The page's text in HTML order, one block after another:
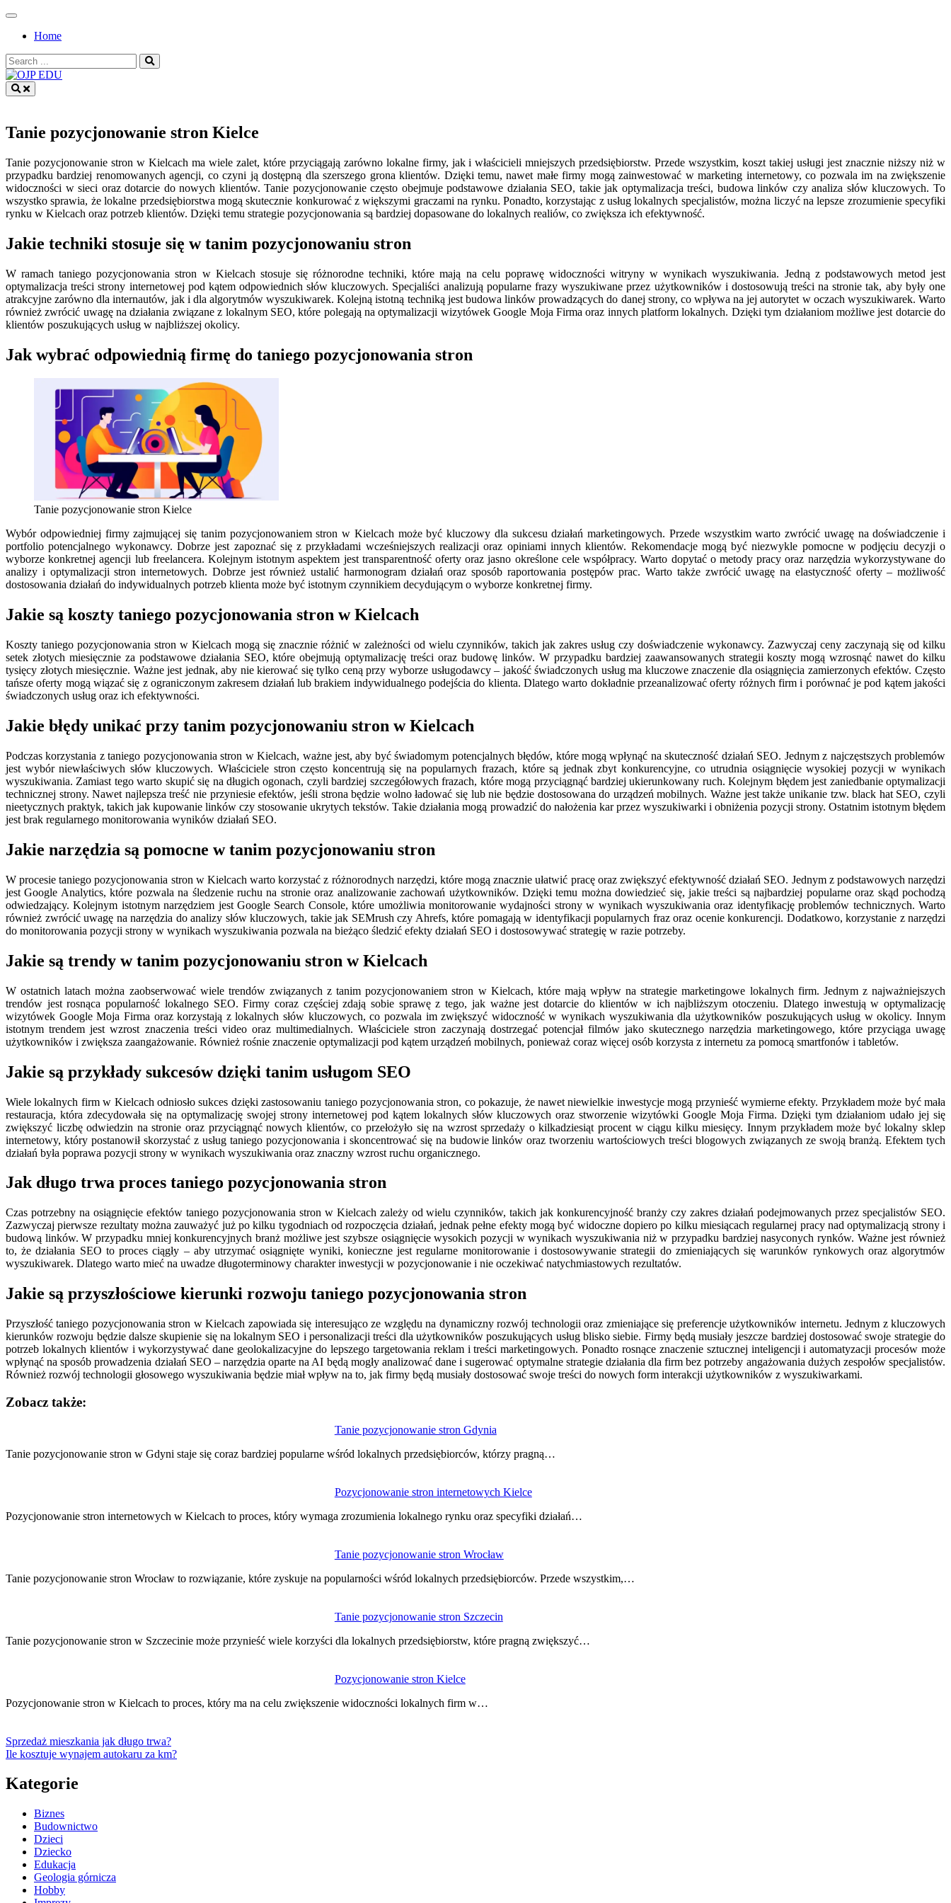
Skip
contentHome
Search
for:
Tanie pozycjonowanie stron Kielce
Tanie pozycjonowanie stron w Kielcach ma wiele zalet, które przyciągają zarówno lokalne firmy, jak i właścicieli mniejszych przedsiębiorstw. Przede wszystkim, koszt takiej usługi jest znacznie niższy niż w
przypadku bardziej renomowanych agencji, co czyni ją dostępną dla szerszego grona klientów. Dzięki temu, nawet małe firmy mogą zainwestować w marketing internetowy, co pozwala im na zwiększenie
widoczności w sieci oraz dotarcie do nowych klientów. Tanie pozycjonowanie często obejmuje podstawowe działania SEO, takie jak optymalizacja treści, budowa linków czy analiza słów kluczowych. To
wszystko sprawia, że lokalne przedsiębiorstwa mogą skutecznie konkurować z większymi graczami na rynku. Ponadto, korzystając z usług lokalnych specjalistów, można liczyć na lepsze zrozumienie specyfiki
rynku w Kielcach oraz potrzeb klientów. Dzięki temu strategie pozycjonowania są bardziej dopasowane do lokalnych realiów, co zwiększa ich efektywność.
Jakie techniki stosuje się w tanim pozycjonowaniu stron
W ramach taniego pozycjonowania stron w Kielcach stosuje się różnorodne techniki, które mają na celu poprawę widoczności witryny w wynikach wyszukiwania. Jedną z podstawowych metod jest
optymalizacja treści strony internetowej pod kątem odpowiednich słów kluczowych. Specjaliści analizują popularne frazy wyszukiwane przez użytkowników i dostosowują treści na stronie tak, aby były one
atrakcyjne zarówno dla internautów, jak i dla algorytmów wyszukiwarek. Kolejną istotną techniką jest budowa linków prowadzących do danej strony, co wpływa na jej autorytet w oczach wyszukiwarek. Warto
również zwrócić uwagę na działania związane z lokalnym SEO, które polegają na optymalizacji wizytówek Google Moja Firma oraz innych platform lokalnych. Dzięki tym działaniom możliwe jest dotarcie do
klientów poszukujących usług w najbliższej okolicy.
Jak wybrać odpowiednią firmę do taniego pozycjonowania stron
Tanie pozycjonowanie stron Kielce
Wybór odpowiedniej firmy zajmującej się tanim pozycjonowaniem stron w Kielcach może być kluczowy dla sukcesu działań marketingowych. Przede wszystkim warto zwrócić uwagę na doświadczenie i
portfolio potencjalnego wykonawcy. Dobrze jest zapoznać się z przykładami wcześniejszych realizacji oraz opiniami innych klientów. Rekomendacje mogą być niezwykle pomocne w podjęciu decyzji o
wyborze konkretnej agencji lub freelancera. Kolejnym istotnym aspektem jest transparentność oferty oraz jasno określone cele współpracy. Warto dopytać o metody pracy oraz narzędzia wykorzystywane do
analizy i optymalizacji stron internetowych. Dobrze jest również ustalić harmonogram działań oraz sposób raportowania postępów prac. Warto także zwrócić uwagę na elastyczność oferty – możliwość
dostosowania działań do indywidualnych potrzeb klienta może być istotnym czynnikiem decydującym o wyborze konkretnej firmy.
Jakie są koszty taniego pozycjonowania stron w Kielcach
Koszty taniego pozycjonowania stron w Kielcach mogą się znacznie różnić w zależności od wielu czynników, takich jak zakres usług czy doświadczenie wykonawcy. Zazwyczaj ceny zaczynają się od kilku
setek złotych miesięcznie za podstawowe działania SEO, które obejmują optymalizację treści oraz budowę linków. W przypadku bardziej zaawansowanych strategii koszty mogą wzrosnąć nawet do kilku
tysięcy złotych miesięcznie. Ważne jest jednak, aby nie kierować się tylko ceną przy wyborze usługodawcy – jakość świadczonych usług ma kluczowe znaczenie dla osiągnięcia zamierzonych efektów. Często
tańsze oferty mogą wiązać się z ograniczonym zakresem działań lub brakiem indywidualnego podejścia do klienta. Dlatego warto dokładnie przeanalizować oferty różnych firm i porównać je pod kątem jakości
świadczonych usług oraz ich efektywności.
Jakie błędy unikać przy tanim pozycjonowaniu stron w Kielcach
Podczas korzystania z taniego pozycjonowania stron w Kielcach, ważne jest, aby być świadomym potencjalnych błędów, które mogą wpłynąć na skuteczność działań SEO. Jednym z najczęstszych problemów
jest wybór niewłaściwych słów kluczowych. Właściciele stron często koncentrują się na popularnych frazach, które są jednak zbyt konkurencyjne, co utrudnia osiągnięcie wysokiej pozycji w wynikach
wyszukiwania. Zamiast tego warto skupić się na długich ogonach, czyli bardziej szczegółowych frazach, które mogą przyciągnąć bardziej ukierunkowany ruch. Kolejnym błędem jest zaniedbanie optymalizacji
technicznej strony. Nawet najlepsza treść nie przyniesie efektów, jeśli strona będzie wolno ładować się lub nie będzie dostosowana do urządzeń mobilnych. Ważne jest także unikanie tzw. black hat SEO, czyli
nieetycznych praktyk, takich jak kupowanie linków czy stosowanie ukrytych tekstów. Takie działania mogą prowadzić do nałożenia kar przez wyszukiwarki i obniżenia pozycji strony. Ostatnim istotnym błędem
jest brak regularnego monitorowania wyników działań SEO.
Jakie narzędzia są pomocne w tanim pozycjonowaniu stron
W procesie taniego pozycjonowania stron w Kielcach warto korzystać z różnorodnych narzędzi, które mogą znacznie ułatwić pracę oraz zwiększyć efektywność działań SEO. Jednym z podstawowych narzędzi
jest Google Analytics, które pozwala na śledzenie ruchu na stronie oraz analizowanie zachowań użytkowników. Dzięki temu można dowiedzieć się, jakie treści są najbardziej popularne oraz skąd pochodzą
odwiedzający. Kolejnym istotnym narzędziem jest Google Search Console, które umożliwia monitorowanie wydajności strony w wynikach wyszukiwania oraz identyfikację problemów technicznych. Warto
również zwrócić uwagę na narzędzia do analizy słów kluczowych, takie jak SEMrush czy Ahrefs, które pomagają w identyfikacji popularnych fraz oraz ocenie konkurencji. Dodatkowo, korzystanie z narzędzi
do monitorowania pozycji strony w wynikach wyszukiwania pozwala na bieżąco śledzić efekty działań SEO i dostosowywać strategię w razie potrzeby.
Jakie są trendy w tanim pozycjonowaniu stron w Kielcach
W ostatnich latach można zaobserwować wiele trendów związanych z tanim pozycjonowaniem stron w Kielcach, które mają wpływ na strategie marketingowe lokalnych firm. Jednym z najważniejszych
trendów jest rosnąca popularność lokalnego SEO. Firmy coraz częściej zdają sobie sprawę z tego, jak ważne jest dotarcie do klientów w ich najbliższym otoczeniu. Dlatego inwestują w optymalizację
wizytówek Google Moja Firma oraz korzystają z lokalnych słów kluczowych, co pozwala im zwiększyć widoczność w wynikach wyszukiwania dla użytkowników poszukujących usług w okolicy. Innym
istotnym trendem jest wzrost znaczenia treści video oraz multimedialnych. Właściciele stron zaczynają dostrzegać potencjał filmów jako skutecznego narzędzia marketingowego, które przyciąga uwagę
użytkowników i zwiększa zaangażowanie. Również rośnie znaczenie optymalizacji pod kątem urządzeń mobilnych, ponieważ coraz więcej osób korzysta z internetu za pomocą smartfonów i tabletów.
Jakie są przykłady sukcesów dzięki tanim usługom SEO
Wiele lokalnych firm w Kielcach odniosło sukces dzięki zastosowaniu taniego pozycjonowania stron, co pokazuje, że nawet niewielkie inwestycje mogą przynieść wymierne efekty. Przykładem może być mała
restauracja, która zdecydowała się na optymalizację swojej strony internetowej pod kątem lokalnych słów kluczowych oraz stworzenie wizytówki Google Moja Firma. Dzięki tym działaniom udało jej się
zwiększyć liczbę odwiedzin na stronie oraz przyciągnąć nowych klientów, co przełożyło się na wzrost sprzedaży o kilkadziesiąt procent w ciągu kilku miesięcy. Innym przykładem może być lokalny sklep
internetowy, który postanowił skorzystać z usług taniego pozycjonowania i skoncentrować się na budowie linków oraz tworzeniu wartościowych treści blogowych związanych ze swoją branżą. Efektem tych
działań była poprawa pozycji strony w wynikach wyszukiwania oraz znaczny wzrost ruchu organicznego.
Jak długo trwa proces taniego pozycjonowania stron
Czas potrzebny na osiągnięcie efektów taniego pozycjonowania stron w Kielcach zależy od wielu czynników, takich jak konkurencyjność branży czy zakres działań podejmowanych przez specjalistów SEO.
Zazwyczaj pierwsze rezultaty można zauważyć już po kilku tygodniach od rozpoczęcia działań, jednak pełne efekty mogą być widoczne dopiero po kilku miesiącach regularnej pracy nad optymalizacją strony i
budową linków. W przypadku mniej konkurencyjnych branż możliwe jest szybsze osiągnięcie wysokich pozycji w wynikach wyszukiwania niż w przypadku bardziej nasyconych rynków. Ważne jest również
to, że działania SEO to proces ciągły – aby utrzymać osiągnięte wyniki, konieczne jest regularne monitorowanie i dostosowywanie strategii do zmieniających się warunków rynkowych oraz algorytmów
wyszukiwarek. Dlatego warto mieć na uwadze długoterminowy charakter inwestycji w pozycjonowanie i nie oczekiwać natychmiastowych rezultatów.
Jakie są przyszłościowe kierunki rozwoju taniego pozycjonowania stron
Przyszłość taniego pozycjonowania stron w Kielcach zapowiada się interesująco ze względu na dynamiczny rozwój technologii oraz zmieniające się preferencje użytkowników internetu. Jednym z kluczowych
kierunków rozwoju będzie dalsze skupienie się na lokalnym SEO i personalizacji treści dla użytkowników poszukujących usług blisko siebie. Firmy będą musiały jeszcze bardziej dostosować swoje strategie do
potrzeb lokalnych klientów i wykorzystywać dane geolokalizacyjne do lepszego targetowania reklam i treści marketingowych. Ponadto rosnące znaczenie sztucznej inteligencji i automatyzacji procesów może
wpłynąć na sposób prowadzenia działań SEO – narzędzia oparte na AI będą mogły analizować dane i sugerować optymalne strategie działania dla firm bez potrzeby angażowania dużych zespołów specjalistów.
Również rozwój technologii głosowego wyszukiwania będzie miał wpływ na to, jak firmy będą musiały dostosować swoje treści do nowych form interakcji użytkowników z wyszukiwarkami.
Zobacz także:
Tanie pozycjonowanie stron Gdynia
Tanie pozycjonowanie stron w Gdyni staje się coraz bardziej popularne wśród lokalnych przedsiębiorców, którzy pragną…
Pozycjonowanie stron internetowych Kielce
Pozycjonowanie stron internetowych w Kielcach to proces, który wymaga zrozumienia lokalnego rynku oraz specyfiki działań…
Tanie pozycjonowanie stron Wrocław
Tanie pozycjonowanie stron Wrocław to rozwiązanie, które zyskuje na popularności wśród lokalnych przedsiębiorców. Przede wszystkim,…
Tanie pozycjonowanie stron Szczecin
Tanie pozycjonowanie stron w Szczecinie może przynieść wiele korzyści dla lokalnych przedsiębiorstw, które pragną zwiększyć…
Pozycjonowanie stron Kielce
Pozycjonowanie stron w Kielcach to proces, który ma na celu zwiększenie widoczności lokalnych firm w…
wpisu
Sprzedaż mieszkania jak długo trwa?
Ile kosztuje wynajem autokaru za km?
Kategorie
Biznes
Budownictwo
Dzieci
Dziecko
Edukacja
Geologia górnicza
Hobby